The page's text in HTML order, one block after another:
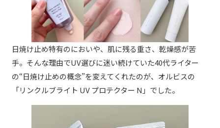
日焼け止め特有のにおいや、肌に残る重さ、乾燥感が苦
手。そんな理由でUV選びに迷い続けていた40代ライター
の“日焼け止めの概念”を変えてくれたのが、オルビスの
「リンクルブライト UV プロテクター N」でした。